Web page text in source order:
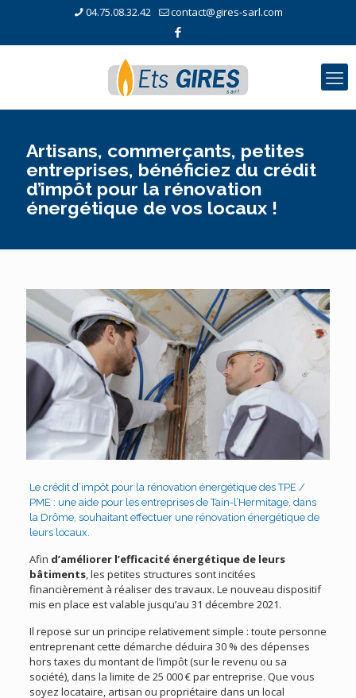
04.75.08.32.42 contact@gires-sarl.com
Artisans, commerçants, petites
entreprises, bénéficiez du crédit
d’impôt pour la rénovation
énergétique de vos locaux !
Le crédit d’impôt pour la rénovation énergétique des TPE /
PME : une aide pour les entreprises de Tain-l’Hermitage, dans
la Drôme, souhaitant effectuer une rénovation énergétique de
leurs locaux.
Afin d’améliorer l’efficacité énergétique de leurs
bâtiments, les petites structures sont incitées
financièrement à réaliser des travaux. Le nouveau dispositif
mis en place est valable jusqu’au 31 décembre 2021.
Il repose sur un principe relativement simple : toute personne
entreprenant cette démarche déduira 30 % des dépenses
hors taxes du montant de l’impôt (sur le revenu ou sa
société), dans la limite de 25 000 € par entreprise. Que vous
soyez locataire, artisan ou propriétaire dans un local